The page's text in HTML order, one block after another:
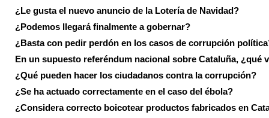
¿Le gusta el nuevo anuncio de la Lotería de Navidad?
¿Podemos llegará finalmente a gobernar?
¿Basta con pedir perdón en los casos de corrupción
En un supuesto referéndum nacional sobre Cataluña, ¿qué
¿Qué pueden hacer los ciudadanos contra la corrupción?
¿Se ha actuado correctamente en el caso del ébola?
¿Considera correcto boicotear productos fabricados en